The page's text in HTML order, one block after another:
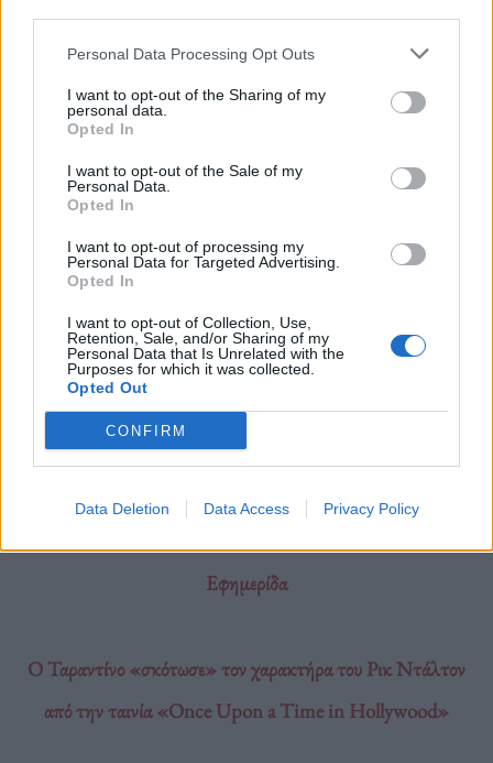
Personal Data Processing Opt Outs
I want to opt-out of the Sharing of my
personal data.
Opted In
I want to opt-out of the Sale of my
Personal Data.
Opted In
I want to opt-out of processing my
Personal Data for Targeted Advertising.
Opted In
I want to opt-out of Collection, Use,
Retention, Sale, and/or Sharing of my
Personal Data that Is Unrelated with the
Purposes for which it was collected.
Opted Out
CONFIRM
Data Deletion Data Access Privacy Policy
Σκορτσέζε έχει βασιστεί στο ομότιτλο μπεστ σέλερ
του David Grann.
Δημοσιεύθηκε σεΤέχνη
the Flower Moon,Leonardo DiCaprio
Niro
Εφημερίδα
Ο Ταραντίνο «σκότωσε» τον χαρακτήρα του Ρικ Ντάλτον
από την ταινία «Once Upon a Time in Hollywood»